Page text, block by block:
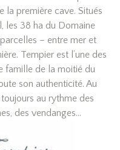
la première cave. Situés
les 38 ha du Domaine
– entre mer et
Tempier est l’une des
famille de la moitié du
son authenticité. Au
au rythme des
des vendanges…